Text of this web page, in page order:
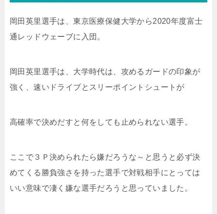
岡田英里選手は、東京医療保健大学から2020年度富士
通レッドウェーブに入団。
岡田英里選手は、大学時代は、攻めるガードの印象が
強く、速いドライブとスリーポイントシュートが
高確率で決めだすと何をしても止められない選手。
ここで３Ｐ決められたら嫌だろうな～と思うと必ず決
めてくる勝負強さを持った選手で対戦相手にとっては
いい意味で凄く嫌な選手だろうと思っていました。